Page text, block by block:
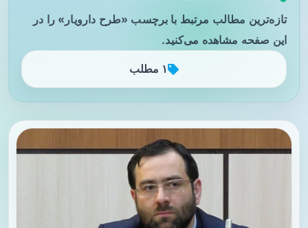
تازه‌ترین مطالب مرتبط با برچسب «طرح دارویار» را در
این صفحه مشاهده می‌کنید.
۱ مطلب